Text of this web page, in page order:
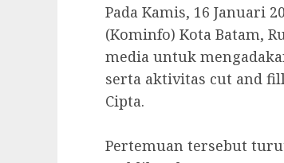
‎Pada Kamis, 16 Januari
(Kominfo) Kota Batam,
media untuk
serta aktivitas cut and
Cipta.
‎Pertemuan tersebut